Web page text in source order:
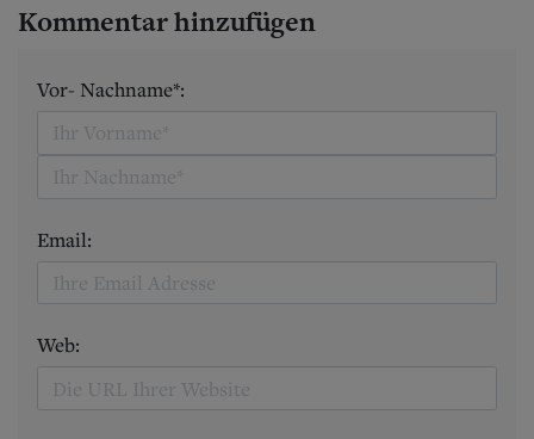
Kommentar hinzufügen
Vor- Nachname*:
Email:
Web: